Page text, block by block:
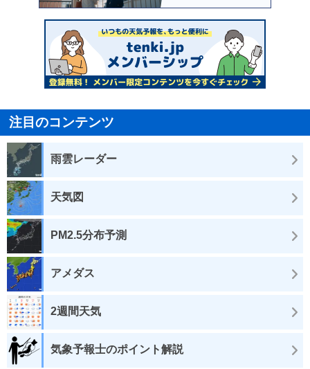
注目のコンテンツ
雨雲レーダー
天気図
PM2.5分布予測
アメダス
2週間天気
気象予報士のポイント解説